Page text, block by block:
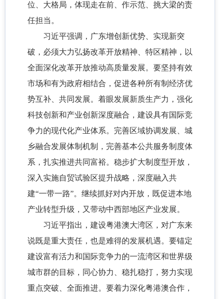
位、大格局，体现走在前、作示范、挑大梁的责
任担当。
习近平强调，广东增创新优势、实现新突
破，必须大力弘扬改革开放精神、特区精神，以
全面深化改革开放推动高质量发展。要坚持有效
市场和有为政府相结合，促进各种所有制经济优
势互补、共同发展。着眼发展新质生产力，强化
科技创新和产业创新深度融合，建设具有国际竞
争力的现代化产业体系。完善区域协调发展、城
乡融合发展体制机制，完善基本公共服务制度体
系，扎实推进共同富裕。稳步扩大制度型开放，
深入实施自贸试验区提升战略，深度融入共
建“一带一路”。继续抓好对内开放，既促进本地
产业转型升级，又带动中西部地区产业发展。
习近平指出，建设粤港澳大湾区，对广东来
说既是重大责任，也是难得的发展机遇。要锚定
建设富有活力和国际竞争力的一流湾区和世界级
城市群的目标，同心协力、稳扎稳打，努力实现
重点突破、全面推进。要着力深化粤港澳合作，